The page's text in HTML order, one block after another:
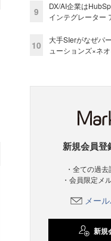
9
DX/AI企業は
インテグレーター
10
大手SIerがなぜパ
ューションズ×ネ
新規会員登
・全ての過
・会員限定メ
メー
新規